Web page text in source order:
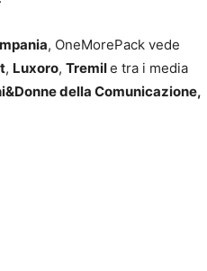
, OneMorePack vede
, Luxoro, Tremile tra i media
della Comunicazione,